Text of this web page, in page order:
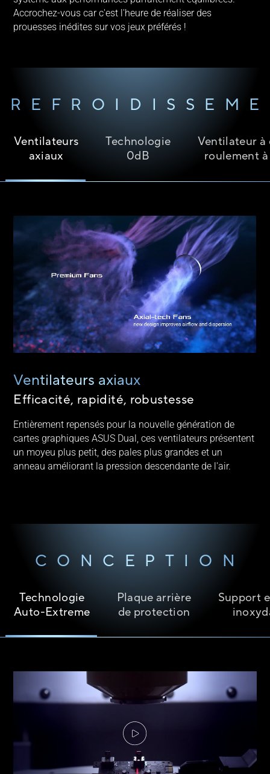
Accrochez-vous car c'est l'heure de réaliser des
prouesses inédites sur vos jeux préférés !
Ventilateurs
axiaux
Technologie
0dB
Ventilateur à
roulement
Ventilateurs axiaux
Efficacité, rapidité, robustesse
Entièrement repensés pour la nouvelle génération de
cartes graphiques ASUS Dual, ces ventilateurs présentent
un moyeu plus petit, des pales plus grandes et un
anneau améliorant la pression descendante de l'air.
CONCEPTION
Technologie
Auto-Extreme
Plaque arrière
de protection
Support